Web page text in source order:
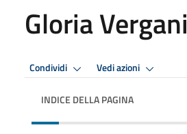
Gloria Vergani
Condividi Vedi azioni
INDICE DELLA PAGINA